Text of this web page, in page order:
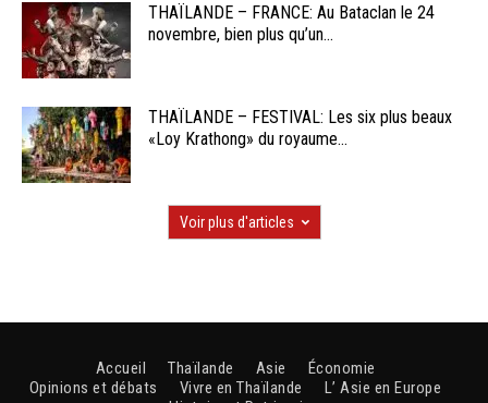
THAÏLANDE – FRANCE: Au Bataclan le 24
novembre, bien plus qu’un...
THAÏLANDE – FESTIVAL: Les six plus beaux
«Loy Krathong» du royaume...
Voir plus d'articles
Accueil Thaïlande Asie
Économie
Opinions et débats
Vivre en Thaïlande
L’ Asie en Europe